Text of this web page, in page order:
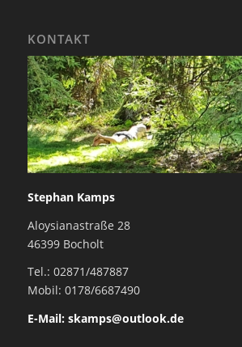
KONTAKT
Stephan Kamps
Aloysianastraße 28
46399 Bocholt
Tel.: 02871/487887
Mobil: 0178/6687490
E-Mail: skamps@outlook.de